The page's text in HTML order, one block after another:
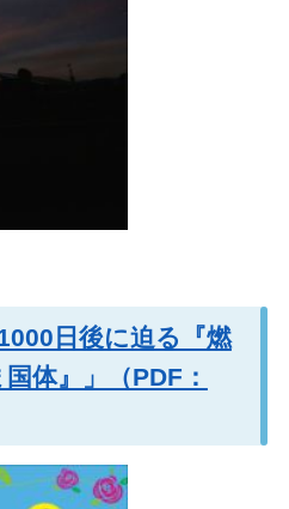
日後に迫る『燃
体』」（PDF：